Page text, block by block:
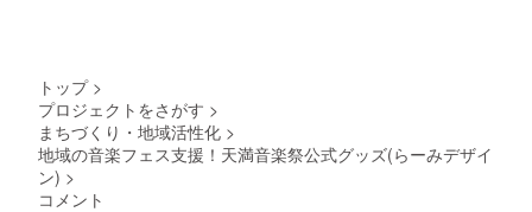
トップ >
プロジェクトをさがす >
まちづくり・地域活性化 >
地域の音楽フェス支援！天満音楽祭公式グッズ(らーみデザイ
ン) >
コメント